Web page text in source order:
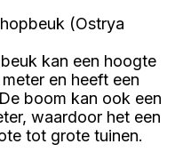
(Ostrya
kan een hoogte
en heeft een
boom kan ook een
waardoor het een
tot grote tuinen.